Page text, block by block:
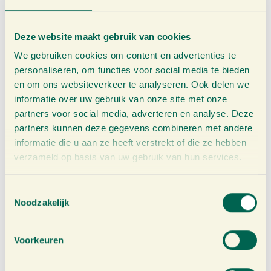
Deze website maakt gebruik van cookies
We gebruiken cookies om content en advertenties te
personaliseren, om functies voor social media te bieden
en om ons websiteverkeer te analyseren. Ook delen we
informatie over uw gebruik van onze site met onze
partners voor social media, adverteren en analyse. Deze
partners kunnen deze gegevens combineren met andere
informatie die u aan ze heeft verstrekt of die ze hebben
verzameld op basis van uw gebruik van hun services.
Noodzakelijk
Voorkeuren
Pure Gembersap
750ml
€13,25
BEKIJK &
BESTEL
Liquid Sensation
500ml
€14,95
BEKIJK &
BESTEL